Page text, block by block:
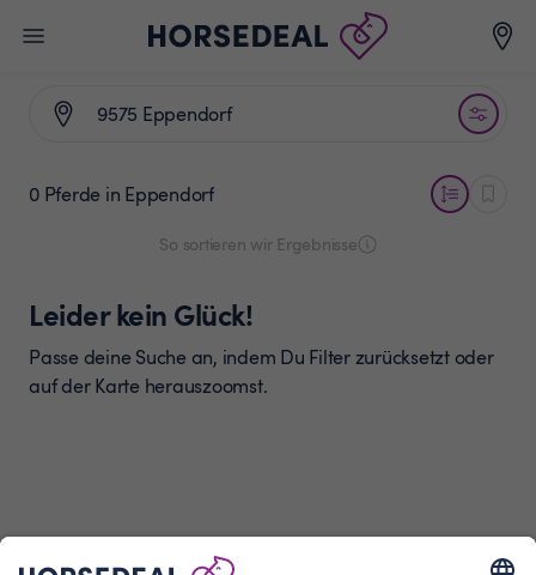
0 Pferde in Eppendorf
So sortieren wir Ergebnisse
Leider kein Glück!
Passe deine Suche an, indem Du Filter zurücksetzt oder
auf der Karte herauszoomst.